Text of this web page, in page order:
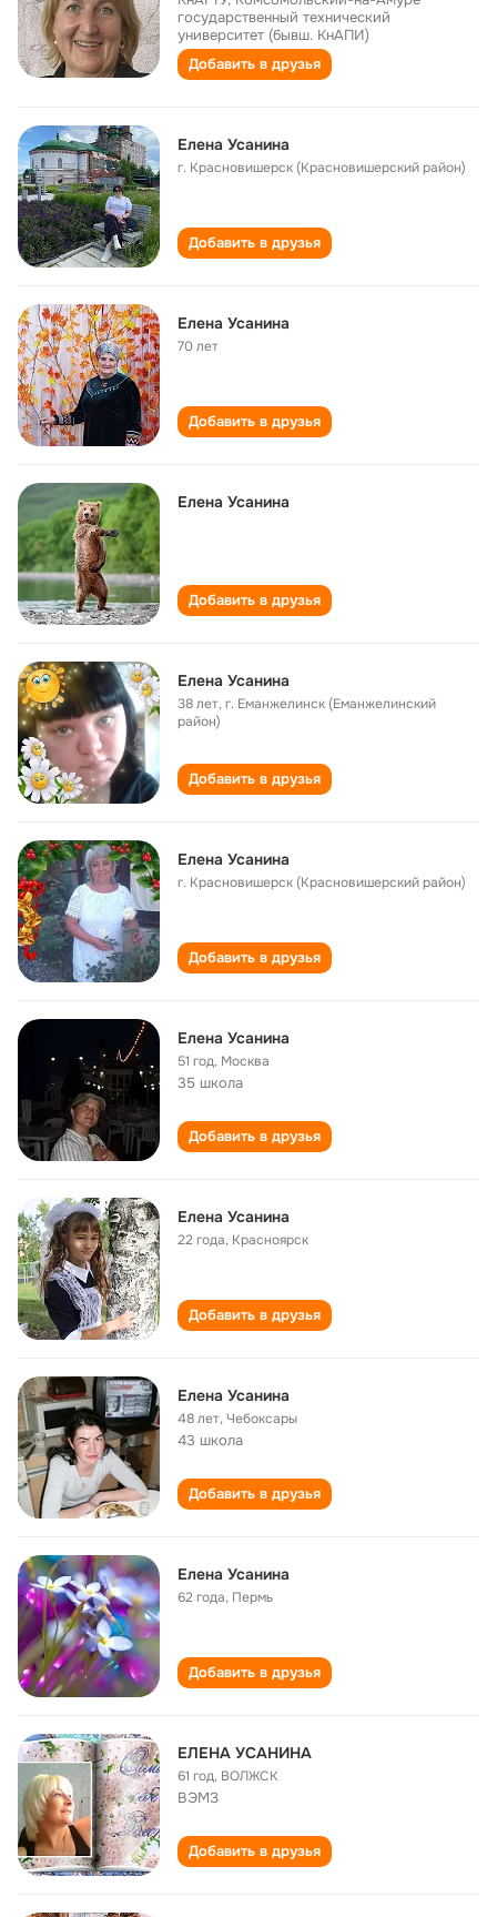
государственный технический
университет (бывш. КнАПИ)
Добавить в друзья
Елена Усанина
г. Красновишерск (Красновишерский район)
Добавить в друзья
Елена Усанина
70 лет
Добавить в друзья
Елена Усанина
Добавить в друзья
Елена Усанина
38 лет,г. Еманжелинск (Еманжелинский
район)
Добавить в друзья
Елена Усанина
г. Красновишерск (Красновишерский район)
Добавить в друзья
Елена Усанина
51 год, Москва
35 школа
Добавить в друзья
Елена Усанина
22 года, Красноярск
Добавить в друзья
Елена Усанина
48 лет,Чебоксары
43 школа
Добавить в друзья
Елена Усанина
62 года, Пермь
Добавить в друзья
ЕЛЕНА УСАНИНА
61 год, ВОЛЖСК
ВЭМЗ
Добавить в друзья